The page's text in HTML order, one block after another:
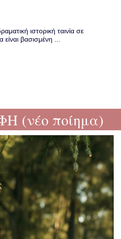
ιστορική ταινία σε
είναι βασισμένη ...
(νέο ποίημα)